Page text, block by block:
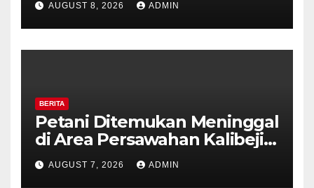
Kesiapsiagaan Hadapi Musim
Kemarau.
AUGUST 8, 2026 ADMIN
BERITA
Petani Ditemukan Meninggal
di Area Persawahan Kalibeji,
Polisi Pastikan Tidak Ada
Tanda Kekerasan
AUGUST 7, 2026 ADMIN